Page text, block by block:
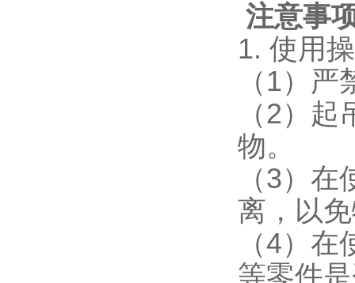
注意事
1. 使用
（1）
（2）
物。
（3）
离，以
（4）
等零件